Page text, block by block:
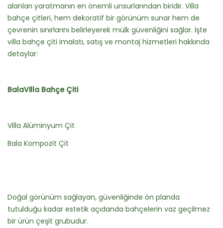
alanları yaratmanın en önemli unsurlarından biridir. Villa
bahçe çitleri, hem dekoratif bir görünüm sunar hem de
çevrenin sınırlarını belirleyerek mülk güvenliğini sağlar. İşte
villa bahçe çiti imalatı, satış ve montaj hizmetleri hakkında
detaylar:
BalaVilla Bahçe Çiti
Villa Alüminyum Çit
Bala Kompozit Çit
Doğal görünüm sağlayan, güvenliğinde ön planda
tutulduğu kadar estetik açıdanda bahçelerin vaz geçilmez
bir ürün çeşit grubudur.